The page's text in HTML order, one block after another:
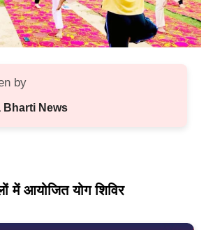
by
Bharti News
में आयोजित योग शिविर